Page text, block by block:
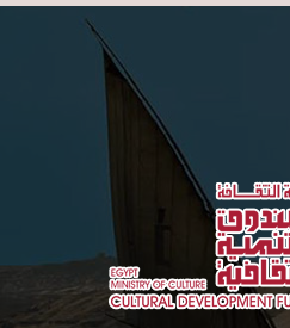
Skip to main content